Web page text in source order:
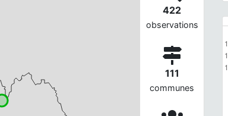
422
observations
111
communes